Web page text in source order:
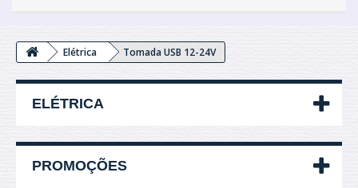
Elétrica Tomada USB 12-24V
ELÉTRICA
PROMOÇÕES